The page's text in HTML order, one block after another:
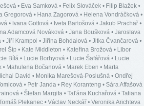
• Eva Samková • Felix Slováček • Filip Blažek •
Gregorová • Hana Zagorová • Helena Vondráčková •
• Ivana Gottová • Iveta Bartošová • Jakub Prachař •
Adamcová Nováková • Jana Boušková • Jaroslava
• Jiří Krampol • Jiřina Bohdalová • Jitka Čvančarová •
Šíp • Kate Middleton • Kateřina Brožová • Libor
Bílá • Lucie Borhyová • Lucie Šafářová • Lucie
• Mahulena Bočanová • Marek Eben • Marta
David • Monika Marešová-Poslušná • Ondřej
• Petr Janda • Rey Koranteng • Sára Affašová
• Štefan Margita • Taťána Kuchařová • Tatiana
Plekanec • Václav Neckář • Veronika Arichteva